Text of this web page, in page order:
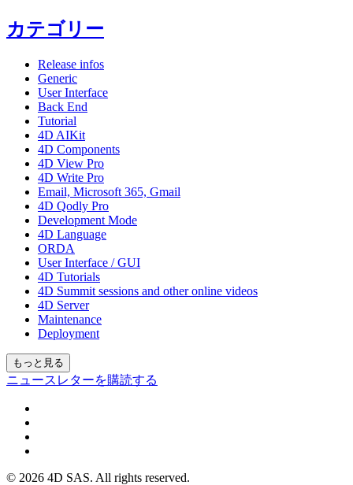
カテゴリー
Release infos
Generic
User Interface
Back End
Tutorial
4D AIKit
4D Components
4D View Pro
4D Write Pro
Email, Microsoft 365, Gmail
4D Qodly Pro
Development Mode
4D Language
ORDA
User Interface / GUI
4D Tutorials
4D Summit sessions and other online videos
4D Server
Maintenance
Deployment
もっと見る
ニュースレターを購読する
© 2026 4D SAS. All rights reserved.